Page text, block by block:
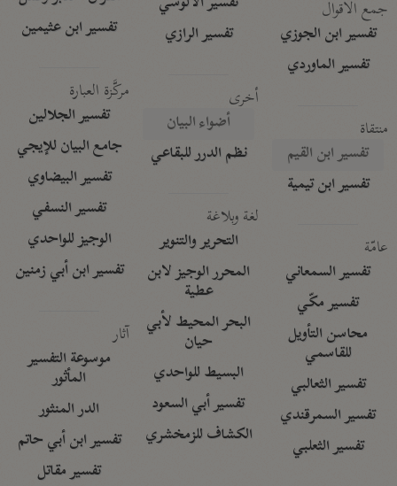
جمع الأقوال
تفسير ابن الجوزي
تفسير الماوردي
منتقاة
تفسير ابن القيم
تفسير ابن تيمية
عامّة
تفسير السمعاني
تفسير مكّي
محاسن التأويل
للقاسمي
تفسير الثعالبي
تفسير السمرقندي
تفسير الثعلبي
تفسير الرازي
أخرى
أضواء البيان
نظم الدرر للبقاعي
لغة وبلاغة
التحرير والتنوير
المحرر الوجيز لابن
عطية
البحر المحيط لأبي
حيان
البسيط للواحدي
تفسير أبي السعود
الكشاف للزمخشري
تفسير ابن عثيمين
مركَّزة العبارة
تفسير الجلالين
جامع البيان للإيجي
تفسير البيضاوي
تفسير النسفي
الوجيز للواحدي
تفسير ابن أبي زمنين
آثار
موسوعة التفسير
المأثور
الدر المنثور
تفسير ابن أبي حاتم
تفسير مقاتل